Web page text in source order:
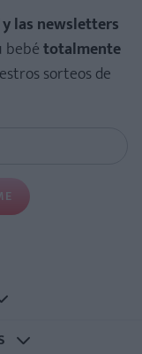
las newsletters
bebétotalmente
sorteos de